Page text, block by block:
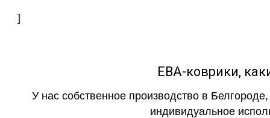
]
ЕВА-коврики,
У нас собственное производство в
индивидуальное